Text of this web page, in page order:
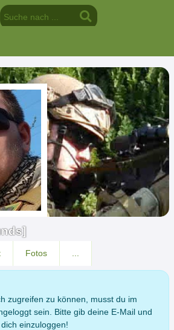
Fotos
zugreifen zu können, musst du im
sein. Bitte gib deine E-Mail und
einzuloggen!